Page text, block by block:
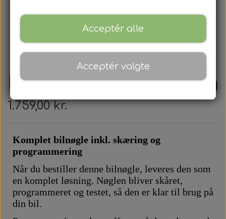
Nissan - Fjernbetjening
1.759,00 kr.
Komplet bilnøgle inkl. skæring og
programmering
Når du bestiller denne bilnøgle, leveres den som
en komplet løsning. Nøglen bliver skåret,
programmeret og testet, så den er klar til brug på
din bil.
Acceptér alle
Acceptér valgte